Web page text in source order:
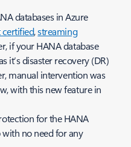
databases in Azure
,streaming
if your HANA database
it’s disaster recovery (DR)
manual intervention was
with this new feature in
for the HANA
no need for any